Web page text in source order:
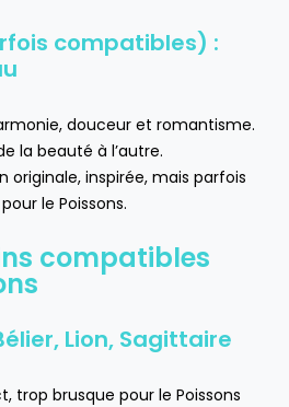
compatibles) :
douceur et romantisme.
la beauté à l’autre.
originale, inspirée, mais parfois
le Poissons.
compatibles
Lion, Sagittaire
trop brusque pour le Poissons